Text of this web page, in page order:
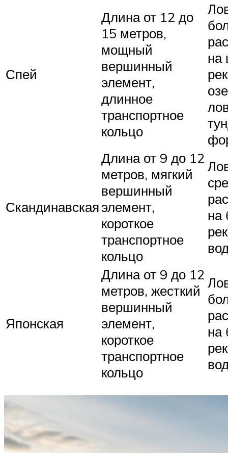
Спей
Длина от 12 до
15 метров,
мощный
вершинный
элемент,
длинное
транспортное
кольцо
на
Скандинавская
Длина от 9 до 12
метров, мягкий
вершинный
элемент,
короткое
транспортное
кольцо
на
Японская
Длина от 9 до 12
метров, жесткий
вершинный
элемент,
короткое
транспортное
кольцо
на